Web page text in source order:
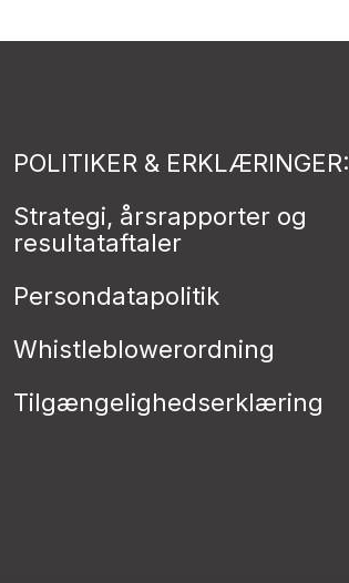
POLITIKER & ERKLÆRINGER:
Strategi, årsrapporter og
resultataftaler
Persondatapolitik
Whistleblowerordning
Tilgængelighedserklæring